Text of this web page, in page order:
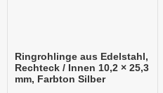
Ringrohlinge aus Edelstahl,
Rechteck / Innen 10,2 × 25,3
mm, Farbton Silber